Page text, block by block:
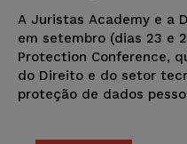
A Juristas Academy e a
em setembro (dias 23 e
Protection Conference,
do Direito e do setor
proteção de dados